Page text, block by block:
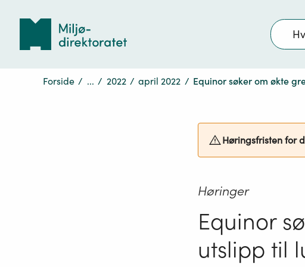
Søk
Forside / ... / 2022 / april 2022 / Equinor søker om økte
Høringsfristen for
Høringer
Equinor
utslipp til